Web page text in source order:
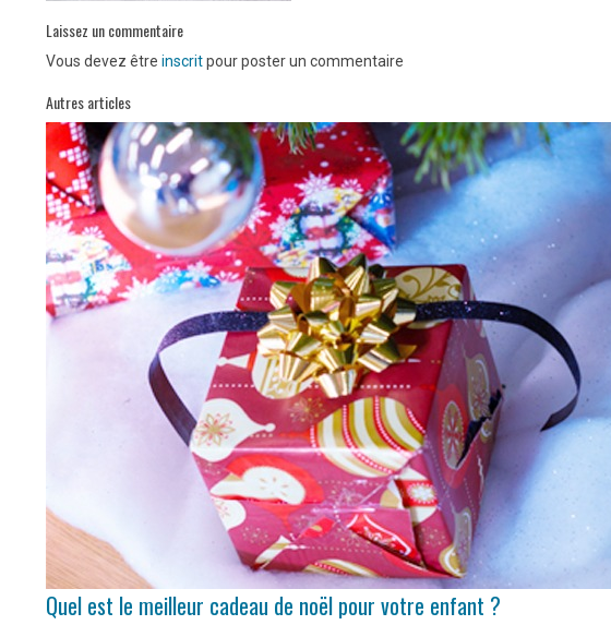
Laissez un commentaire
Vous devez être inscritpour poster un commentaire
Autres articles
Quel est le meilleur cadeau de noël pour votre enfant ?